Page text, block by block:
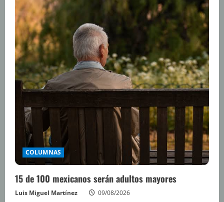
COLUMNAS
15 de 100 mexicanos serán adultos mayores
Luis Miguel Martínez 09/08/2026